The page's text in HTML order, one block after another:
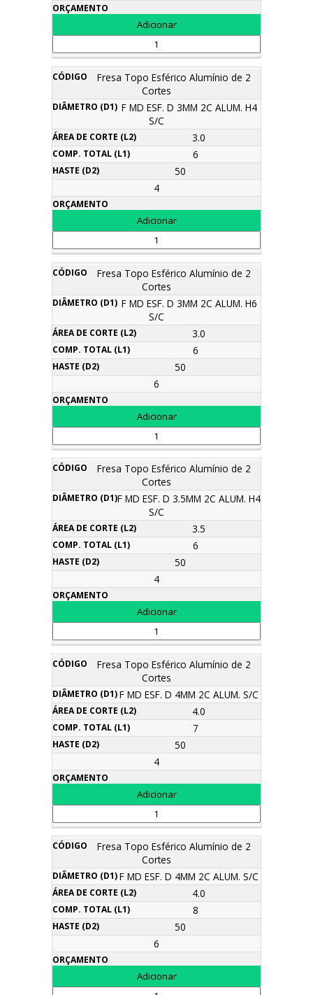
Fresa Topo Esférico Alumínio de 2
Cortes
F MD ESF. D 3MM 2C ALUM. H4
S/C
3.0
6
50
4
Fresa Topo Esférico Alumínio de 2
Cortes
F MD ESF. D 3MM 2C ALUM. H6
S/C
3.0
6
50
6
Fresa Topo Esférico Alumínio de 2
Cortes
F MD ESF. D 3.5MM 2C ALUM. H4
S/C
3.5
6
50
4
Fresa Topo Esférico Alumínio de 2
Cortes
F MD ESF. D 4MM 2C ALUM. S/C
4.0
7
50
4
Fresa Topo Esférico Alumínio de 2
Cortes
F MD ESF. D 4MM 2C ALUM. S/C
4.0
8
50
6